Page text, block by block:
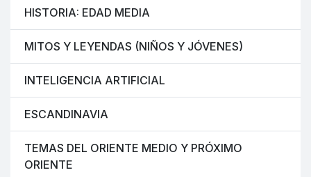
HISTORIA: EDAD MEDIA
MITOS Y LEYENDAS (NIÑOS Y JÓVENES)
INTELIGENCIA ARTIFICIAL
ESCANDINAVIA
TEMAS DEL ORIENTE MEDIO Y PRÓXIMO
ORIENTE